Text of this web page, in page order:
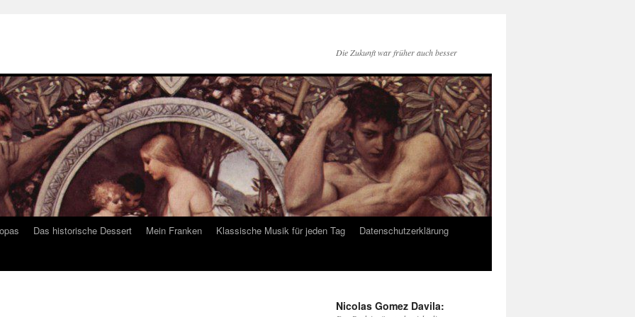
Die Zukunft war früher auch besser
Das historische Dessert Mein Franken Klassische Musik für jeden Tag
Datenschutzerklärung
Nicolas Gomez Davila: